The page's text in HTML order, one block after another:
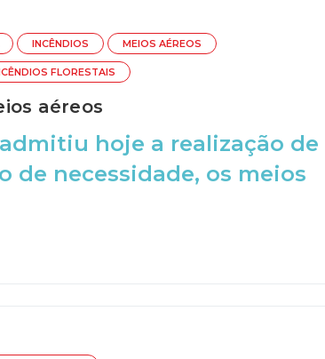
INCÊNDIOS MEIOS AÉREOS
FLORESTAIS
aéreos
hoje a realização de
de necessidade, os meios